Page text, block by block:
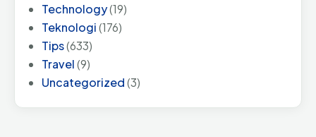
Technology(19)
Teknologi(176)
Tips(633)
Travel(9)
Uncategorized(3)